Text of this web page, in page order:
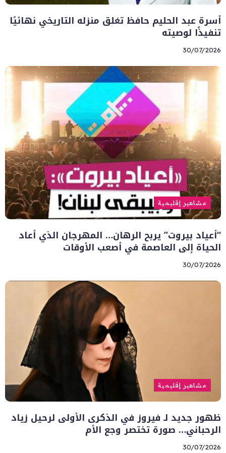
أسرة عبد الحليم حافظ تغلق منزله التاريخي نهائيًا
تنفيذًا لوصيته
30/07/2026
مشاهير إقليمية
“أعياد بيروت” يربح الرهان… المهرجان الذي أعاد
الحياة إلى العاصمة في أصعب الأوقات
30/07/2026
مشاهير إقليمية
ظهور جديد لـ فيروز في الذكرى الأولى لرحيل زياد
الرحباني… صورة تختصر وجع الأم
30/07/2026